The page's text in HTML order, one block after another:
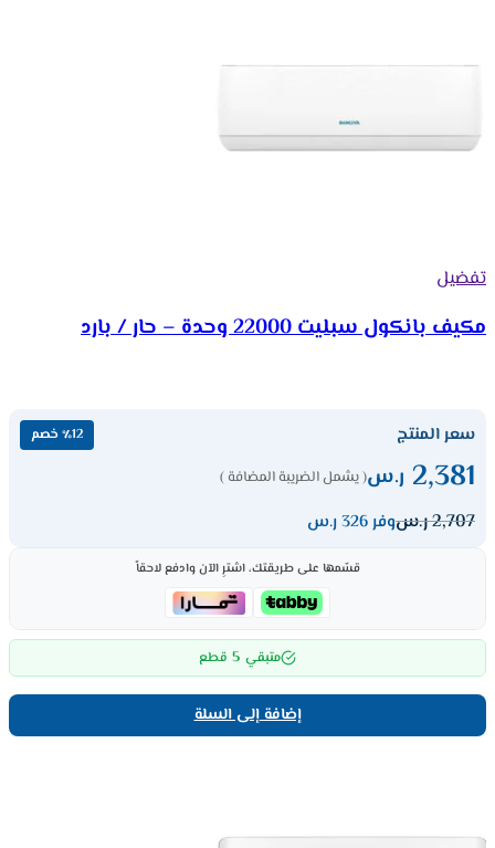
تفضيل
مكيف بانكول سبليت 22000 وحدة – حار / بارد
سعر المنتج ٪12 خصم
2,381 ر.س( يشمل الضريبة المضافة )
2,707ر.سوفر 326 ر.س
قسّمها على طريقتك، اشترِ الآن وادفع لاحقاً
متبقي 5 قطع
إضافة إلى السلة